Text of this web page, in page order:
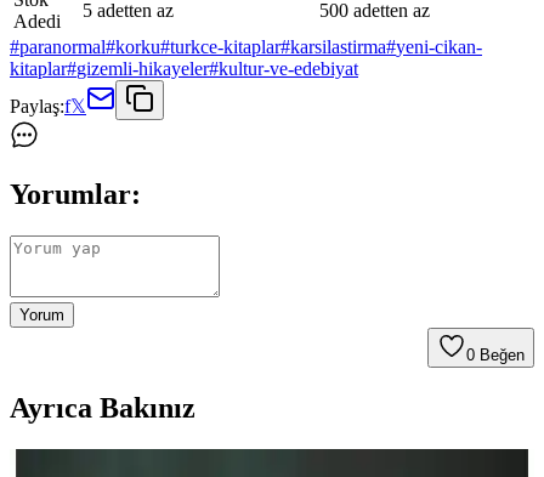
Adedi
5 adetten az
500 adetten az
#paranormal#korku#turkce-kitaplar#karsilastirma#yeni-cikan-
kitaplar#gizemli-hikayeler#kultur-ve-edebiyat
Paylaş:f𝕏
Yorumlar:
Yorum
0 Beğen
Ayrıca Bakınız